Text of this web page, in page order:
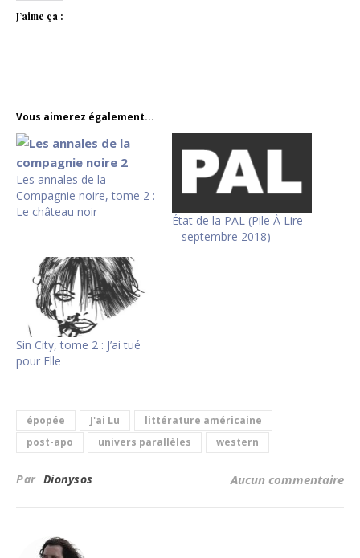
J’aime ça :
Vous aimerez également...
Les annales de la
Compagnie noire, tome 2 :
Le château noir
État de la PAL (Pile À Lire
– septembre 2018)
Sin City, tome 2 : J’ai tué
pour Elle
épopée J'ai Lu
littérature américaine
post-apo
univers parallèles western
Par Dionysos Aucun commentaire